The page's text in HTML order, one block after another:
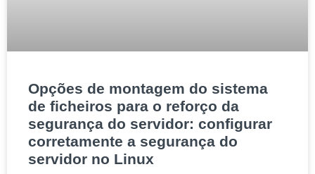
Opções de montagem do sistema
de ficheiros para o reforço da
segurança do servidor: configurar
corretamente a segurança do
servidor no Linux